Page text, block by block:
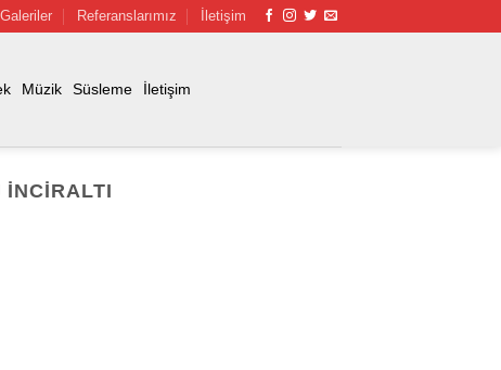
Referanslarımız İletişim
Müzik Süsleme İletişim
INCIRALTI